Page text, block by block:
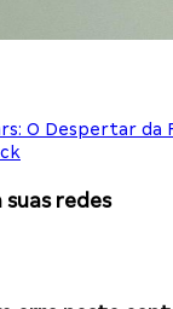
O Despertar da
redes